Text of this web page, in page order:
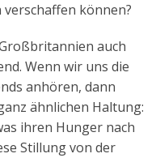
können?
auch
Wenn wir uns die
anhören, dann
ähnlichen Haltung:
ihren Hunger nach
Stillung von der